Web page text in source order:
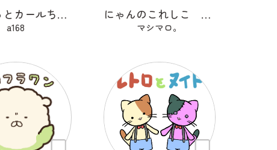
チョコっとカールちゃん
a168
にゃんのこれしこ ある日の夢 Ｎo.1
マシマロ。